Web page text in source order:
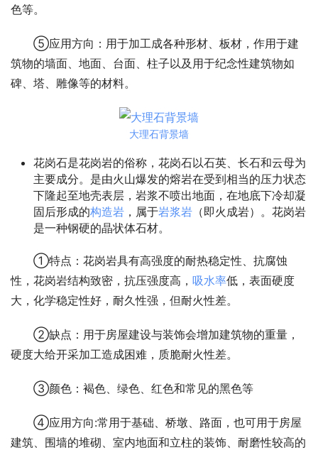
色等。
⑤应用方向：用于加工成各种形材、板材，作用于建
筑物的墙面、地面、台面、柱子以及用于纪念性建筑物如
碑、塔、雕像等的材料。
大理石背景墙
花岗石是花岗岩的俗称，花岗石以石英、长石和云母为
主要成分。是由火山爆发的熔岩在受到相当的压力状态
下隆起至地壳表层，岩浆不喷出地面，在地底下冷却凝
固后形成的构造岩 ，属于岩浆岩 （即火成岩）。花岗岩
是一种钢硬的晶状体石材。
①特点：花岗岩具有高强度的耐热稳定性、抗腐蚀
性，花岗岩结构致密，抗压强度高， 吸水率低，表面硬度
大，化学稳定性好，耐久性强，但耐火性差。
②缺点：用于房屋建设与装饰会增加建筑物的重量，
硬度大给开采加工造成困难，质脆耐火性差。
③颜色：褐色、绿色、红色和常见的黑色等
④应用方向:常用于基础、桥墩、路面，也可用于房屋
建筑、围墙的堆砌、室内地面和立柱的装饰、耐磨性较高的